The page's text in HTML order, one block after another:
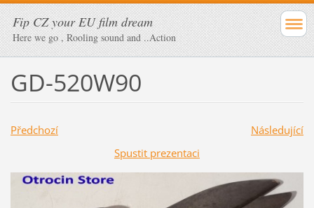
Fip CZ your EU film dream
Here we go , Rooling sound and ..Action
GD-520W90
Předchozí
Následující
Spustit prezentaci